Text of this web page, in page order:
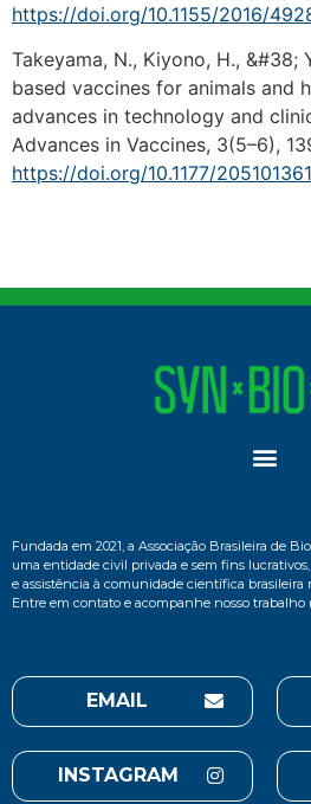
https://doi.org/10.1155/2016/
Takeyama, N., Kiyono, H., &#38;
based vaccines for animals and
advances in technology and
Advances in Vaccines, 3(5–6),
https://doi.org/10.1177/
Fundada em 2021, a Associação Brasileira de
uma entidade civil privada e sem fins
e assistência à comunidade científica brasileira
Entre em contato e acompanhe nosso trabalho
EMAIL
INSTAGRAM